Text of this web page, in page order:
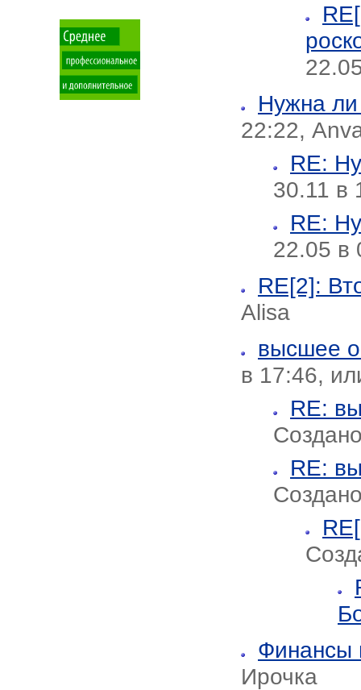
Нужна ли
22:22,
RE:
30.11 в
RE:
22.05 в
RE[2]:
Alisa
высшее
в 17:46,
RE:
RE:
Финансы
Ирочка